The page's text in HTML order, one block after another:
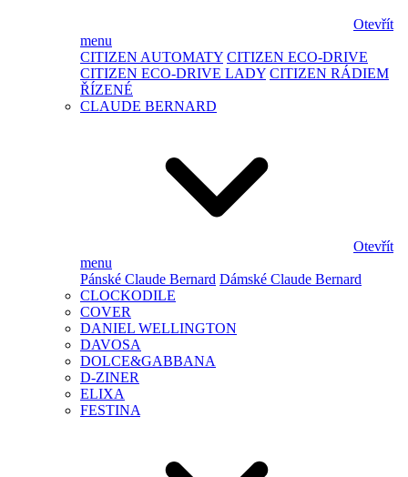
Otevřít
menu
CITIZEN AUTOMATY CITIZEN ECO-DRIVE
CITIZEN ECO-DRIVE LADY CITIZEN RÁDIEM
ŘÍZENÉ
CLAUDE BERNARD
Otevřít
menu
Pánské Claude Bernard Dámské Claude Bernard
CLOCKODILE
COVER
DANIEL WELLINGTON
DAVOSA
DOLCE&GABBANA
D-ZINER
ELIXA
FESTINA